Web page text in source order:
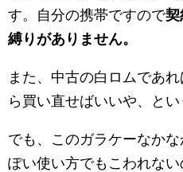
す。自分の携帯ですので契
縛りがありません。
また、中古の白ロムであ
ら買い直せばいいや、とい
でも、このガラケーなか
ぽい使い方でもこわれな